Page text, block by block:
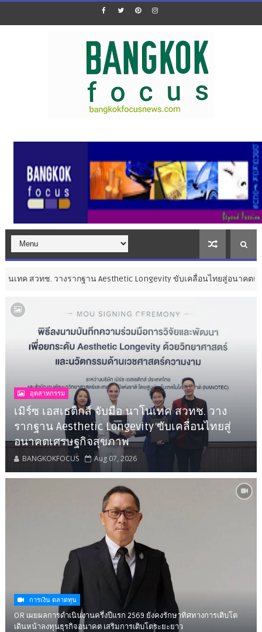
ฐาน Aesthetic Longevity ขับเคลื่อนไทยสู่อนาคตเศรษฐกิจสุขภาพ
อุตสาหกรรม
เมิร์ซ เอสเธติกส์ จับมือ นาโนเทค สวทช. วาง
รากฐาน Aesthetic Longevity ขับเคลื่อนไทยสู่
อนาคตเศรษฐกิจสุขภาพ
BANGKOKFOCUS Aug 07, 2026
การเงิน ตลาดทุน
OR เผยผลการดำเนินงานครึ่งปีแรก 2569 ยังคงรักษาทิศทางการเติบโต
เดินหน้าลงทุนธุรกิจอนาคต เสริมการเติบโตระยะยาว